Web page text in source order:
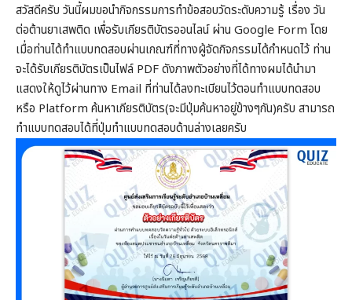
สวัสดีครับ วันนี้ผมขอนำกิจกรรมการทำข้อสอบวัดระดับความรู้ เรื่อง วัน
ต่อต้านยาเสพติด เพื่อรับเกียรติบัตรออนไลน์ ผ่าน Google Form โดย
เมื่อท่านได้ทำแบบทดสอบผ่านเกณฑ์ที่ทางผู้จัดกิจกรรมได้กำหนดไว้ ท่าน
จะได้รับเกียรติบัตรเป็นไฟล์ PDF ดังภาพตัวอย่างที่ได้ทางผมได้นำมา
แสดงให้ดูไว้ผ่านทาง Email ที่ท่านได้ลงทะเบียนไว้ตอนทำแบบทดสอบ
หรือ Platform ค้นหาเกียรติบัตร(จะมีปุ่มค้นหาอยู่ข้างๆกัน)ครับ สามารถ
ทำแบบทดสอบได้ที่ปุ่มทำแบบทดสอบด้านล่างเลยครับ